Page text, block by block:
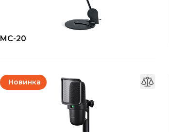
MC-20
Новинка